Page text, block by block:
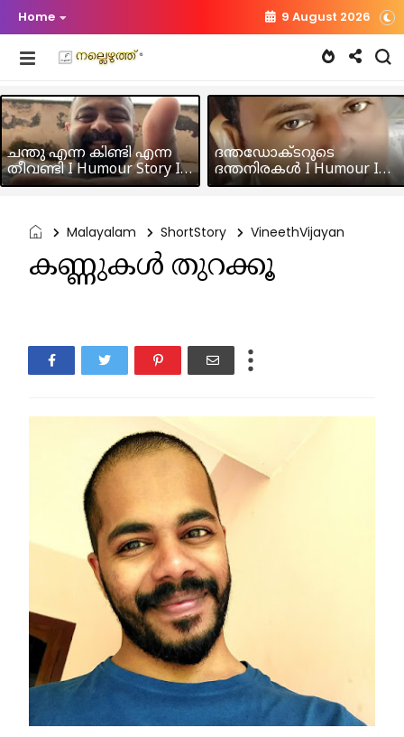
Home 9 August 2026
ചന്തു എന്ന കിണ്ടി എന്ന
തീവണ്ടി I Humour Story I
Rajeev Panicker
ദന്തഡോക്ടറുടെ
ദന്തനിരകൾ I Humour I
Hussain MK
Malayalam ShortStory VineethVijayan
കണ്ണുകൾ തുറക്കൂ